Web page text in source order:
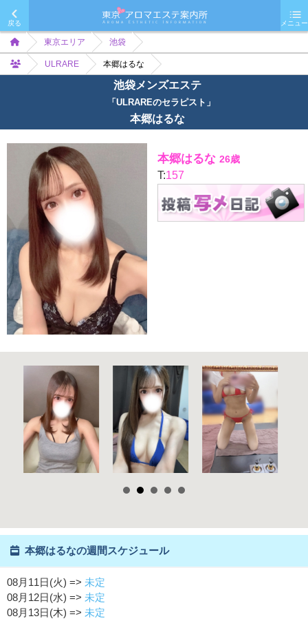
戻る メニュー
東京エリア 池袋
ULRARE 本郷はるな
池袋メンズエステ
「ULRAREのセラピスト」
本郷はるな
本郷はるな 26歳
T:157
本郷はるなの週間スケジュール
08月11日(火) => 未定
08月12日(水) => 未定
08月13日(木) => 未定